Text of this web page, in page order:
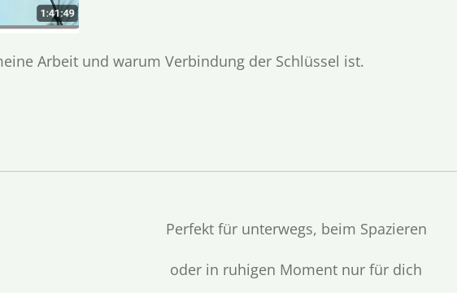
Arbeit und warum Verbindung der Schlüssel ist.
Perfekt für unterwegs, beim Spazieren
oder in ruhigen Moment nur für dich